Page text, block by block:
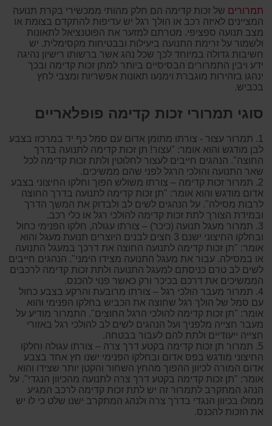
תמרורים של זכות קדימה הם חלק מהותי ממכשירי בקרת תנועה
המציינים לאיזה רכב או הולך רגל יש עדיפות להתקדם בצומת או
מצב תנועה ספציפי. מטרתם למזער את הפוטנציאל לתאונות
ולשמור על זרימת התנועה ביעילות ובבטיחות מקסימלית. יש
חשיבות גדולה במיוחד לכך שכל נהג אשר ברשותו רישיון נהיגה
ידע ויבין התמרורים הבסיסיים ביותר למתן זכות קדימה ובכך
ינהגו בזהירות מוגברת וימנעו תאונות אפשריות ומצבי לחץ
בכביש.
סוגי תמרורי זכות קדימה פופלאריים
1. תמרור עצור - צורתו מתומן אדום עם סמל כף יד במרכזו בצבע
לבן מודגש והוא אומר: "עצור! תן זכות קדימה לתנועה בדרך
החוצה". הנהגים חייבים לעצור לחלוטין ולתת זכות קדימה לכל
שאר התנועה והולכי הרגל לפני שהם ממשיכים.
2. תמרור זכות קדימה – צורתו משולש הפוך וחלקו החיצוני בצבע
אדום מודגש והוא אומר: "תן זכות קדימה לתנועה בדרך החוצה
לרבות מסילה". על הנהגים לשים לב ולבדוק את המשך הדרך
ובמידת הצורך לתת זכות קדימה להולכי רגל או כלי רכב.
3. תמרור מעגל תנועה (כיכר) – צורתו עגולה, חלקו הפנימי כחול
ובחלקו החיצוני ישנם 3 חצים לבנים היוצרים תנועת מעגל והוא
אומר: "תן זכות קדימה לתנועה החוצה את דרכך במעגל התנועה
או במסילה. עבור את מעגל התנועה מצידו הימני". הנהגים חייבים
לשים לב טרם כניסתם למעגל התנועה ולתת זכות קדימה לרכבים
הממשיכים את דרכם בכיכר ורק כאשר פנוי להכנס.
4. תמרור מעבר הולכי רגל – צורתו מרובעת והרקע בצבע כחול
עם סמל של הולך רגל שחוצה את הכביש בחלקו הפנימי והוא
אומר: "תן זכות קדימה להולכי הרגל החוצים". התמרור מודיע על
מעבר חצייה מלפניך ועל הנהגים לשים לב להולכי רגל באזורי
חצייה ייעודיים ולתת להם לעבור בבטחה.
5. תמרור תן זכות קדימה בקטע דרך צרה – צורתו עגולה וחלקו
החיצוני מודגש בפס אדום ובחלקו הפנימי ישנו חץ אחד בצבע
אדום המורה לכיוון ההפוך מהחץ השחור והקטן יותר שצידו והוא
אומר: "תן זכות קדימה בקטע דרך צרה לתנועה מהכיוון הנגדי". על
הנהג המתקרב לתמרור זה יש לתת זכות קדימה לרכב המגיע
ממולו בכיוון הנגדי בדרך צרה ולנהג המתקרב ישנו שלט כי לו יש
את הזכות להכנס.